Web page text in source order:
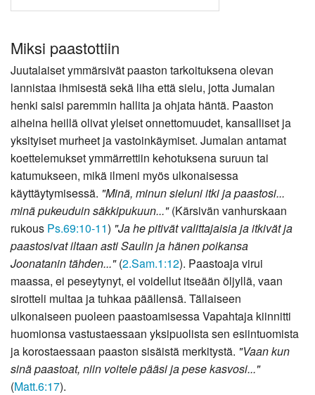
Miksi paastottiin
Juutalaiset ymmärsivät paaston tarkoituksena olevan
lannistaa ihmisestä sekä liha että sielu, jotta Jumalan
henki saisi paremmin hallita ja ohjata häntä. Paaston
aiheina heillä olivat yleiset onnettomuudet, kansalliset ja
yksityiset murheet ja vastoinkäymiset. Jumalan antamat
koettelemukset ymmärrettiin kehotuksena suruun tai
katumukseen, mikä ilmeni myös ulkonaisessa
käyttäytymisessä. "Minä, minun sieluni itki ja paastosi...
minä pukeuduin säkkipukuun..."(Kärsivän vanhurskaan
rukous Ps.69:10-11) "Ja he pitivät valittajaisia ja itkivät ja
paastosivat iltaan asti Saulin ja hänen poikansa
Joonatanin tähden..."(2.Sam.1:12). Paastoaja virui
maassa, ei peseytynyt, ei voidellut itseään öljyllä, vaan
sirotteli multaa ja tuhkaa päällensä. Tällaiseen
ulkonaiseen puoleen paastoamisessa Vapahtaja kiinnitti
huomionsa vastustaessaan yksipuolista sen esiintuomista
ja korostaessaan paaston sisäistä merkitystä. "Vaan kun
sinä paastoat, niin voitele pääsi ja pese kasvosi..."
(Matt.6:17).